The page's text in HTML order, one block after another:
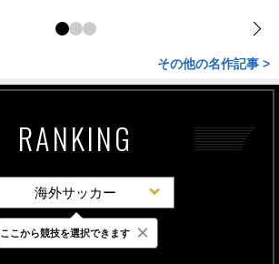
その他の名作記事 >
RANKING
海外サッカー
最新 24時間 週間
ここから競技を選択できます ×